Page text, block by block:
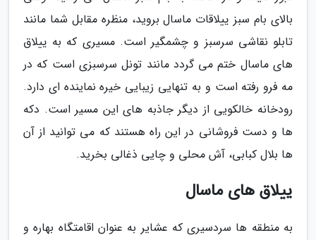
بالای بام سبز ییلاقات ماسال بروید، منظره مقابل شما مانند
تابلو نقاشی سرسبز و چشمگیر است. مسیری که به ییلاق
های ماسال ختم می گردد مانند تونل سرسبزی است که در
مه فرو رفته است و به تنهایی زیبایی خیره نماینده ای دارد.
رودخانه خالکویی از دیگر جاذبه های این مسیر است. دکه
ها و دست فروشانی در این راه هستند که می توانید از آن
ها بلال کبابی، آش محلی و چایی ذغالی بخرید.
ییلاق های ماسال
به منطقه ها سردسیری که عشایر به عنوان اقامتگاه بهاره و